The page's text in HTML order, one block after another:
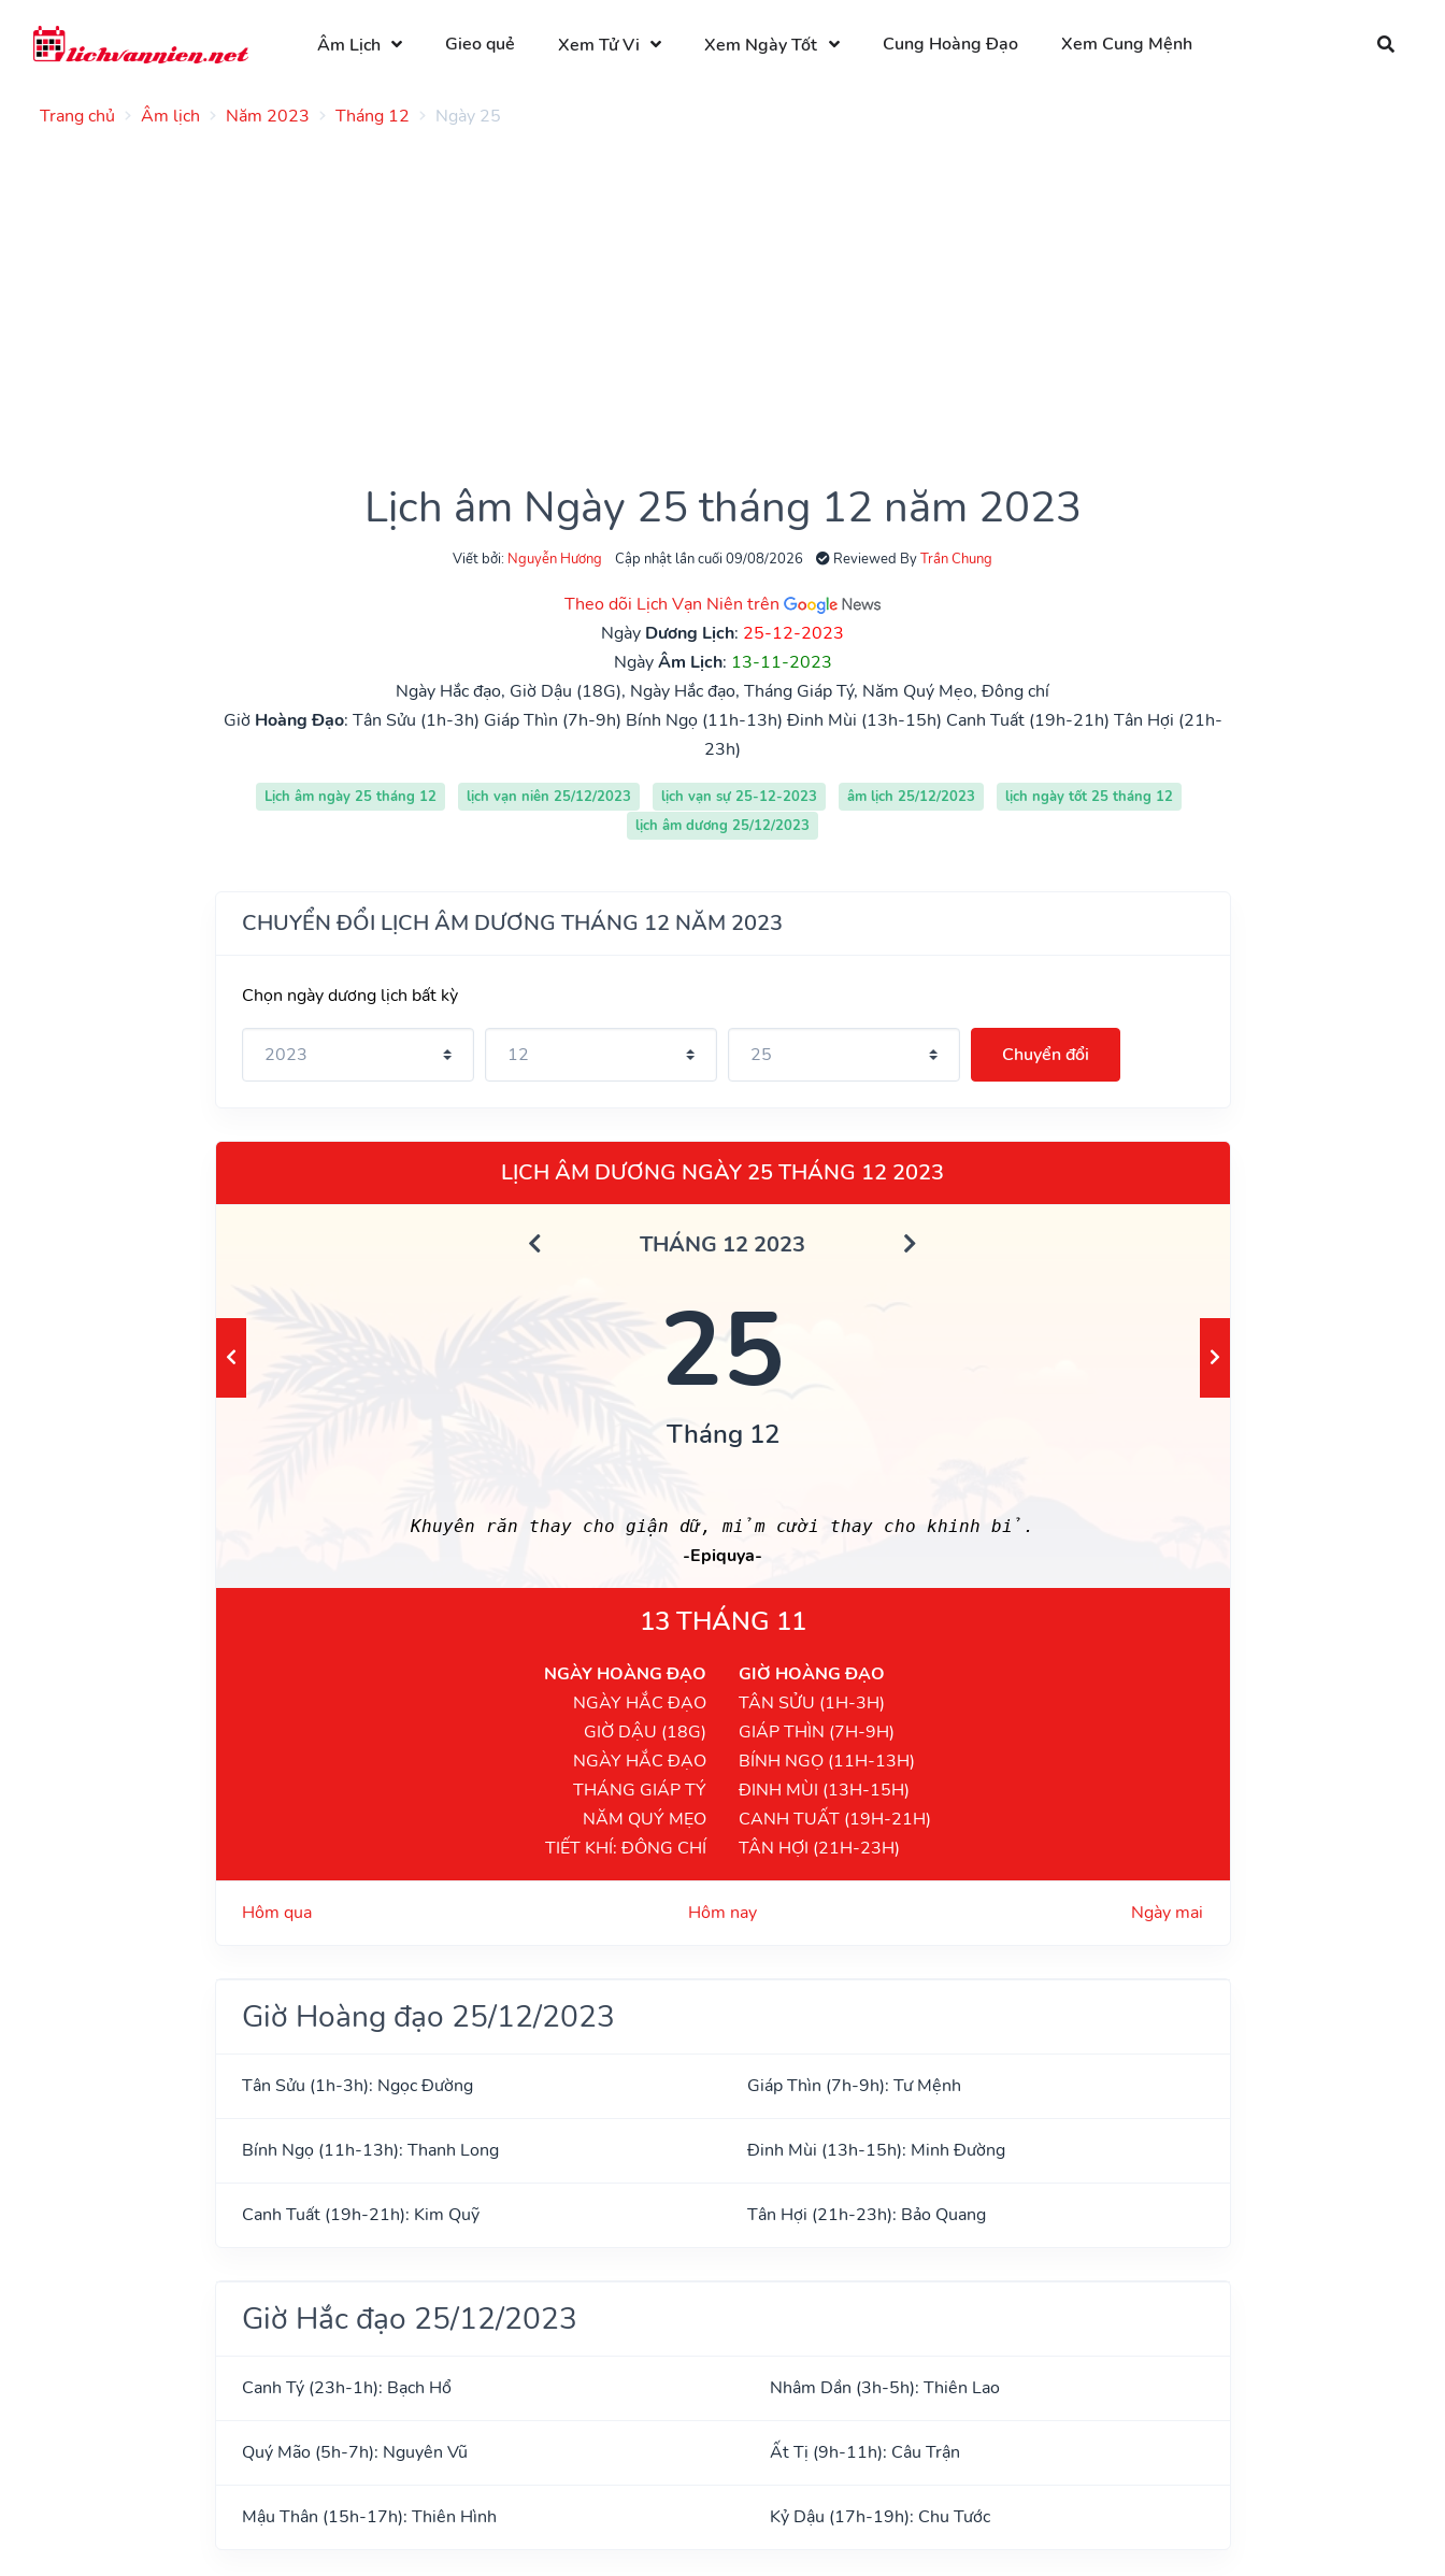
Âm Lịch Gieo quẻ Xem Tử Vi Xem Ngày Tốt Cung Hoàng Đạo Xem Cung Mệnh
Trang chủ Âm lịch Năm 2023 Tháng 12 Ngày 25
Lịch âm Ngày 25 tháng 12 năm 2023
Viết bởi: Nguyễn Hương Cập nhật lần cuối 09/08/2026 Reviewed ByTrần Chung
Theo dõi Lịch Vạn Niên trên
Ngày Dương Lịch: 25-12-2023
NgàyÂm Lịch: 13-11-2023
Ngày Hắc đạo, Giờ Dậu (18G), Ngày Hắc đạo, Tháng Giáp Tý, Năm Quý Mẹo, Đông chí
Giờ Hoàng Đạo: Tân Sửu (1h-3h) Giáp Thìn (7h-9h) Bính Ngọ (11h-13h) Đinh Mùi (13h-15h) Canh Tuất (19h-21h) Tân Hợi (21h-
23h)
Lịch âm ngày 25 tháng 12 lịch vạn niên 25/12/2023 lịch vạn sự 25-12-2023 âm lịch 25/12/2023
lịch ngày tốt 25 tháng 12
lịch âm dương 25/12/2023
CHUYỂN ĐỔI LỊCH ÂM DƯƠNG THÁNG 12 NĂM 2023
Chọn ngày dương lịch bất kỳ
Chuyển đổi
LỊCH ÂM DƯƠNG NGÀY 25 THÁNG 12 2023
THÁNG 12 2023
25
Tháng 12
Khuyên răn thay cho giận dữ, mỉm cười thay cho khinh bỉ.
-Epiquya-
13 THÁNG 11
NGÀY HOÀNG ĐẠO
NGÀY HẮC ĐẠO
GIỜ DẬU (18G)
NGÀY HẮC ĐẠO
THÁNG GIÁP TÝ
NĂM QUÝ MẸO
TIẾT KHÍ: ĐÔNG CHÍ
GIỜ HOÀNG ĐẠO
TÂN SỬU (1H-3H)
GIÁP THÌN (7H-9H)
BÍNH NGỌ (11H-13H)
ĐINH MÙI (13H-15H)
CANH TUẤT (19H-21H)
TÂN HỢI (21H-23H)
Hôm qua Hôm nay Ngày mai
Giờ Hoàng đạo 25/12/2023
Tân Sửu (1h-3h): Ngọc Đường Giáp Thìn (7h-9h): Tư Mệnh
Bính Ngọ (11h-13h): Thanh Long Đinh Mùi (13h-15h): Minh Đường
Canh Tuất (19h-21h): Kim Quỹ Tân Hợi (21h-23h): Bảo Quang
Giờ Hắc đạo 25/12/2023
Canh Tý (23h-1h): Bạch Hổ Nhâm Dần (3h-5h): Thiên Lao
Quý Mão (5h-7h): Nguyên Vũ Ất Tị (9h-11h): Câu Trận
Mậu Thân (15h-17h): Thiên Hình Kỷ Dậu (17h-19h): Chu Tước